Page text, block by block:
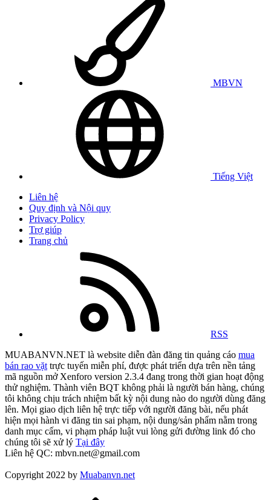
MBVN
Tiếng Việt
Liên hệ
Quy định và Nội quy
Privacy Policy
Trợ giúp
Trang chủ
RSS
MUABANVN.NET là website diễn đàn đăng tin quảng cáo mua
bán rao vặt trực tuyến miễn phí, được phát triển dựa trên nền tảng
mã nguồn mở Xenforo version 2.3.4 đang trong thời gian hoạt động
thử nghiệm. Thành viên BQT không phải là người bán hàng, chúng
tôi không chịu trách nhiệm bất kỳ nội dung nào do người dùng đăng
lên. Mọi giao dịch liên hệ trực tiếp với người đăng bài, nếu phát
hiện mọi hành vi đăng tin sai phạm, nội dung/sản phẩm nằm trong
danh mục cấm, vi phạm pháp luật vui lòng gửi đường link đó cho
chúng tôi sẽ xử lý Tại đây
Liên hệ QC: mbvn.net@gmail.com
Copyright 2022 by Muabanvn.net